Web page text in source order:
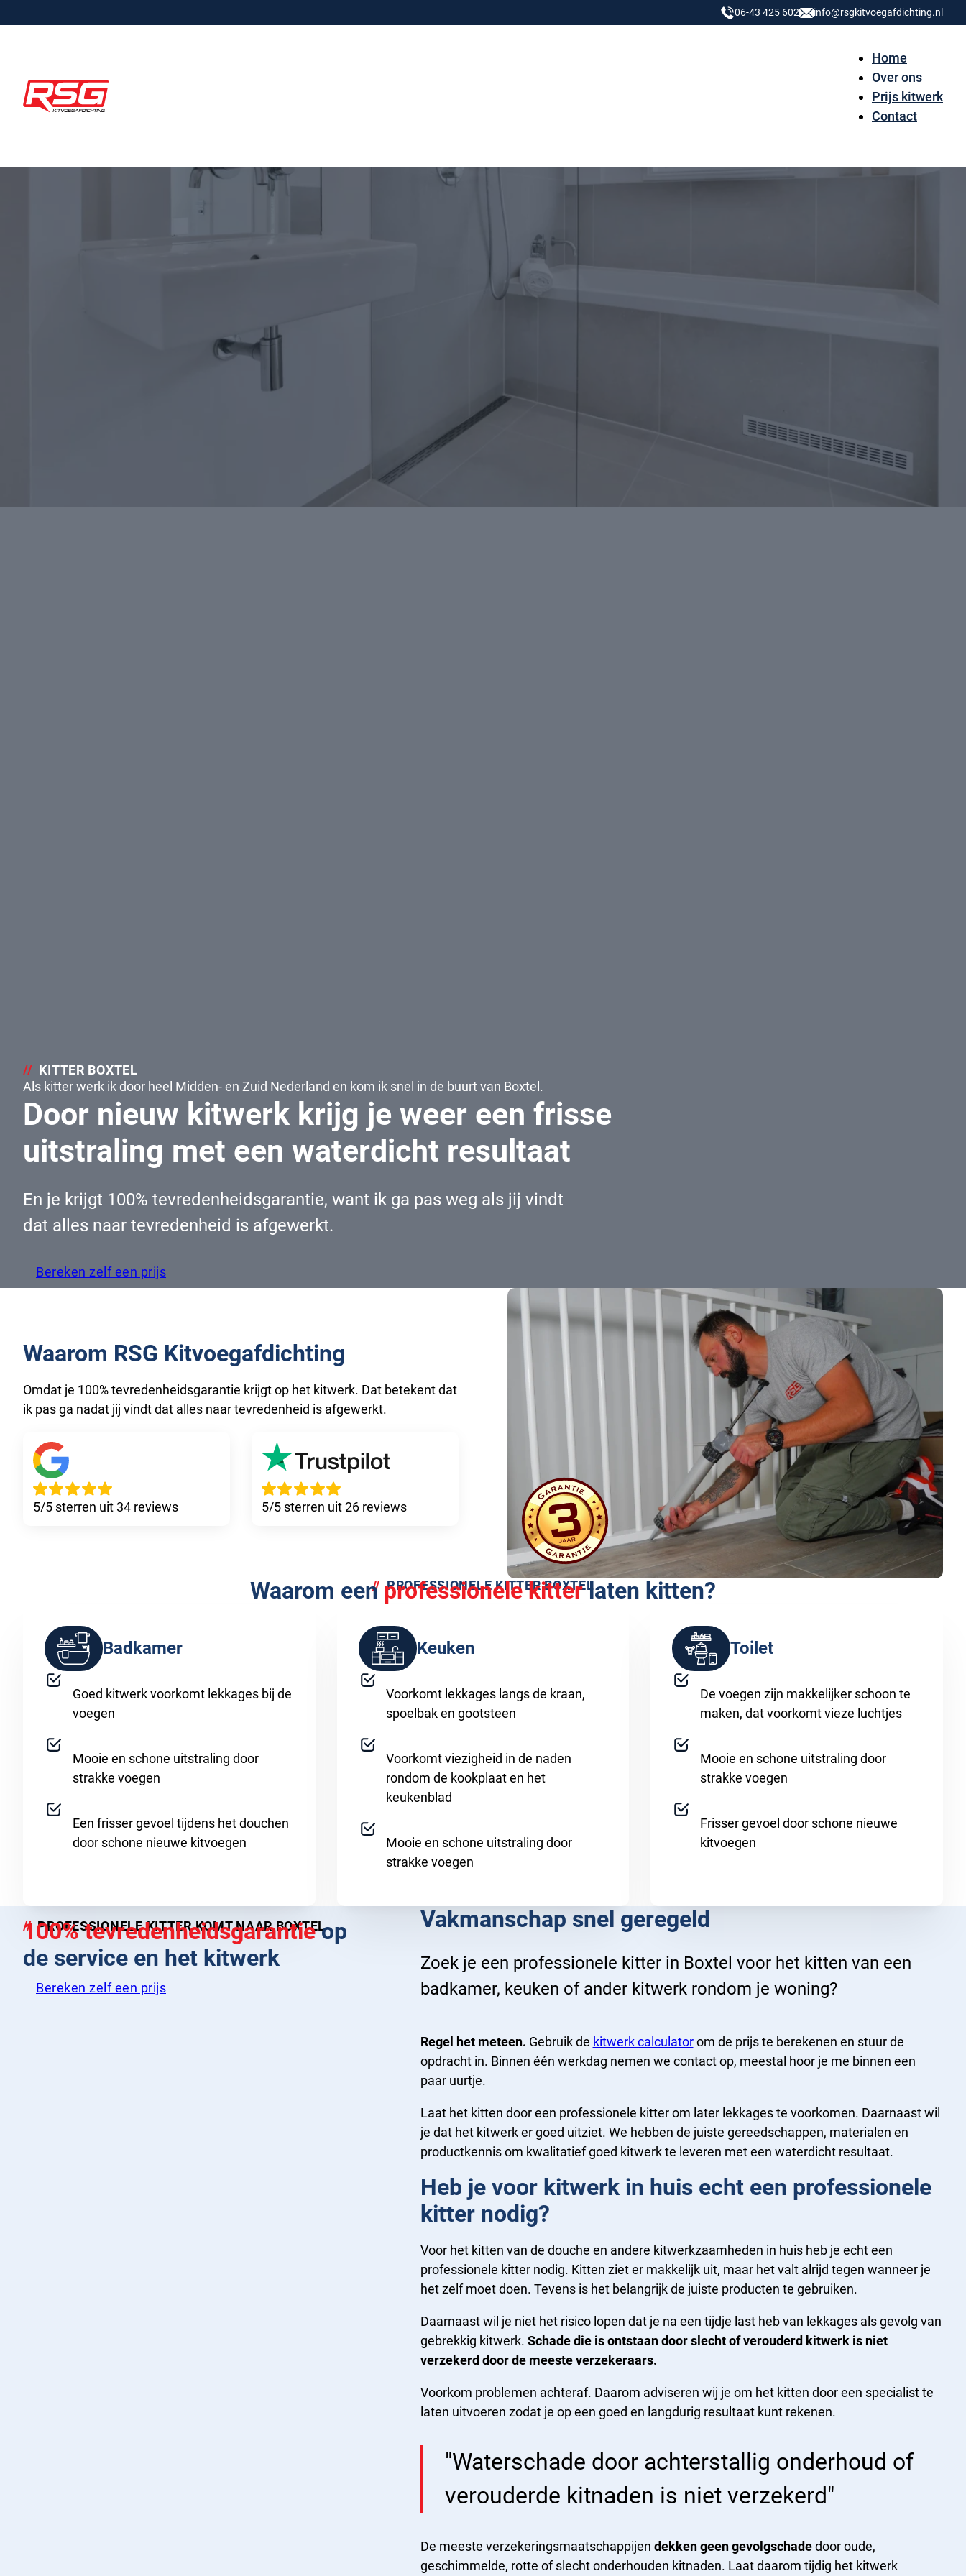
06-43 425 602 info@rsgkitvoegafdichting.nl
Home
Over ons
Prijs kitwerk
Contact
KITTER BOXTEL
Als kitter werk ik door heel Midden- en Zuid Nederland en kom ik snel in de buurt van Boxtel.
Door nieuw kitwerk krijg je weer een frisse
uitstraling met een waterdicht resultaat
En je krijgt 100% tevredenheidsgarantie, want ik ga pas weg als jij vindt
dat alles naar tevredenheid is afgewerkt.
Bereken zelf een prijs
Waarom RSG Kitvoegafdichting
Omdat je 100% tevredenheidsgarantie krijgt op het kitwerk. Dat betekent dat
ik pas ga nadat jij vindt dat alles naar tevredenheid is afgewerkt.
5/5 sterren uit 34 reviews 5/5 sterren uit 26 reviews
PROFESSIONELE KITTER BOXTEL
Waarom eenprofessionele kitterlaten kitten?
Badkamer
Goed kitwerk voorkomt lekkages bij de
voegen
Mooie en schone uitstraling door
strakke voegen
Een frisser gevoel tijdens het douchen
door schone nieuwe kitvoegen
Keuken
Voorkomt lekkages langs de kraan,
spoelbak en gootsteen
Voorkomt viezigheid in de naden
rondom de kookplaat en het
keukenblad
Mooie en schone uitstraling door
strakke voegen
Toilet
De voegen zijn makkelijker schoon te
maken, dat voorkomt vieze luchtjes
Mooie en schone uitstraling door
strakke voegen
Frisser gevoel door schone nieuwe
kitvoegen
PROFESSIONELE KITTER KOMT NAAR BOXTEL
100% tevredenheidsgarantieop
de service en het kitwerk
Bereken zelf een prijs
Vakmanschap snel geregeld
Zoek je een professionele kitter in Boxtel voor het kitten van een
badkamer, keuken of ander kitwerk rondom je woning?
Regel het meteen. Gebruik de kitwerk calculatorom de prijs te berekenen en stuur de
opdracht in. Binnen één werkdag nemen we contact op, meestal hoor je me binnen een
paar uurtje.
Laat het kitten door een professionele kitter om later lekkages te voorkomen. Daarnaast wil
je dat het kitwerk er goed uitziet. We hebben de juiste gereedschappen, materialen en
productkennis om kwalitatief goed kitwerk te leveren met een waterdicht resultaat.
Heb je voor kitwerk in huis echt een professionele
kitter nodig?
Voor het kitten van de douche en andere kitwerkzaamheden in huis heb je echt een
professionele kitter nodig. Kitten ziet er makkelijk uit, maar het valt alrijd tegen wanneer je
het zelf moet doen. Tevens is het belangrijk de juiste producten te gebruiken.
Daarnaast wil je niet het risico lopen dat je na een tijdje last heb van lekkages als gevolg van
gebrekkig kitwerk. Schade die is ontstaan door slecht of verouderd kitwerk is niet
verzekerd door de meeste verzekeraars.
Voorkom problemen achteraf. Daarom adviseren wij je om het kitten door een specialist te
laten uitvoeren zodat je op een goed en langdurig resultaat kunt rekenen.
"Waterschade door achterstallig onderhoud of
verouderde kitnaden is niet verzekerd"
De meeste verzekeringsmaatschappijen dekken geen gevolgschadedoor oude,
geschimmelde, rotte of slecht onderhouden kitnaden. Laat daarom tijdig het kitwerk